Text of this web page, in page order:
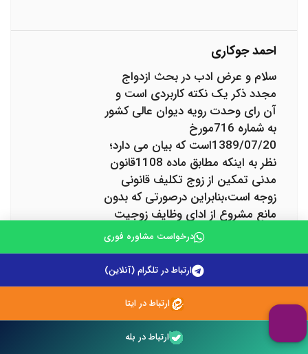
احمد جوکاری
سلام و عرض ادب در بحث ازدواج
مجدد ذکر یک نکته کاربردی است و
آن رای وحدت رویه دیوان عالی کشور
به شماره 716مورخ
1389/07/20است که بیان می دارد؛
نظر به اینکه مطابق ماده 1108قانون
مدنی تمکین از زوج تکلیف قانونی
زوجه است،بنابراین درصورتی که بدون
مانع مشروع از ادای وظایف زوجیت
امتناع و زوج این امر را در دادگاه
اثبات و با اخذ اجازه از دادگاه همسر
دیگری اختیار نماید،وکالت زوجه از
زوج در طلاق که به حکم ماده
1119قانون مدنی ضمن عقد نکاح
شرط و مراتب در سند ازدواج ذیل
بند(ب) شرایط ضمن عقد در ردیف
درخواست مشاوره فوری
ارتباط در تلگرام (آنلاین)
ارتباط در ایتا
ارتباط در بله